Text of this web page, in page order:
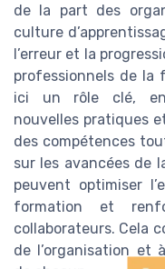
de la part des
culture
l’erreur et la
professionnels de
ici un rôle clé, en
nouvelles pratiques
des compétences
sur les avancées de
peuvent optimiser
formation et
collaborateurs. Cela
de l’organisation et